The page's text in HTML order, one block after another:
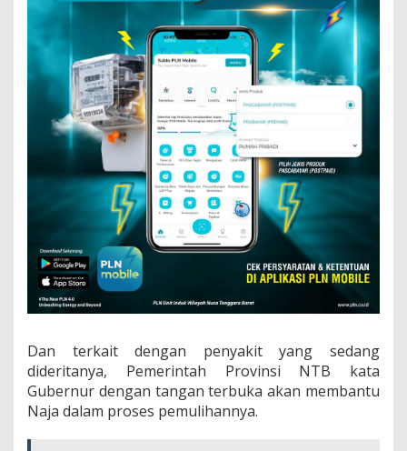
Dan terkait dengan penyakit yang sedang
dideritanya, Pemerintah Provinsi NTB kata
Gubernur dengan tangan terbuka akan membantu
Naja dalam proses pemulihannya.